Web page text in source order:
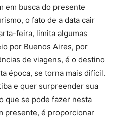
em busca do presente
o fato de a data cair
feira, limita algumas
por Buenos Aires, por
de viagens, é o destino
época, se torna mais difícil.
e quer surpreender sua
que se pode fazer nesta
presente, é proporcionar